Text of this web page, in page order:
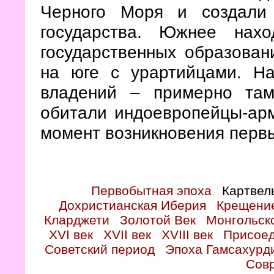
Черного Моря и создали
государства. Южнее
государственных
на юге с урартийцами. На
владений – примерно
обитали индоевропейцы-
момент возникновения
Первобытная эпоха
Дохристианская Иберия
Кларджети
Золотой Век
XVI век
XVII век XVIII век
Советский период
Эпоха